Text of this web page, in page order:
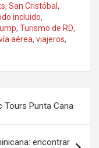
, San Cristóbal ,
incluido,
, Turismo de RD,
aérea, viajeros,
Tours Punta Cana
encontrar